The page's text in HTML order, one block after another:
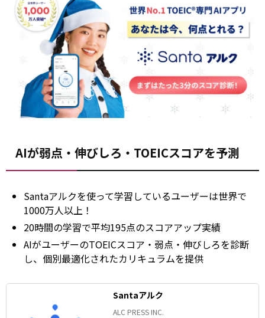
AIが弱点・伸びしろ・TOEICスコアを予測
Santaアルクを使って学習しているユーザーは世界で
1000万人以上！
20時間の学習で平均195点のスコアアップ実績
AIがユーザーのTOEICスコア・弱点・伸びしろを診断
し、個別最適化されたカリキュラムを提供
Santaアルク
ALC PRESS INC.